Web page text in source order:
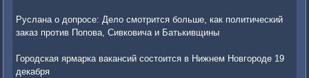
Руслана о допросе: Дело смотрится больше, как политический
заказ против Попова, Сивковича и Батькивщины
Городская ярмарка вакансий состоится в Нижнем Новгороде 19
декабря